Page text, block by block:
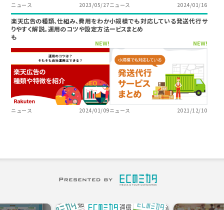
ニュース 2023/05/27ニュース 2024/01/16
楽天広告の種類、仕組み、費用をわか
りやすく解説。運用のコツや設定方法
も
NEW!
ニュース 2024/01/09
小規模でも対応している発送代行サ
ービスまとめ
NEW!
ニュース 2021/12/10